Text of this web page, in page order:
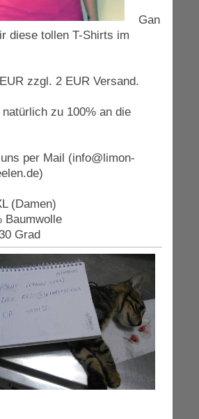
Gan
diese tollen T-Shirts im
zzgl. 2 EUR Versand.
zu 100% an die
per Mail (info@limon-
(Damen)
Baumwolle
Grad